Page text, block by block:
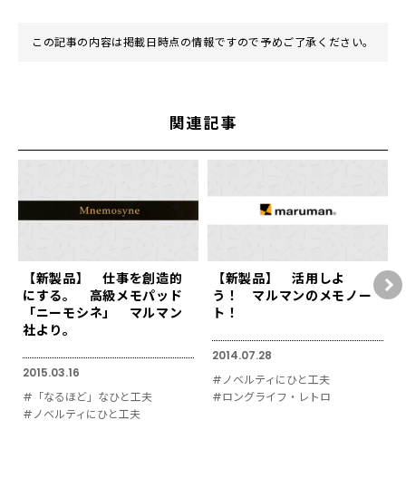
この記事の内容は掲載日時点の情報ですので予めご了承ください。
関連記事
【新製品】 仕事を創造的
にする。 高級メモパッド
「ニーモシネ」 マルマン
社より。
2015.03.16
#「なるほど」なひと工夫
#ノベルティにひと工夫
【新製品】 活用しよ
う！ マルマンのメモノー
ト！
2014.07.28
#ノベルティにひと工夫
#ロングライフ・レトロ